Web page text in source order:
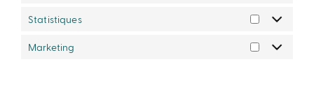
Statistiques
Marketing